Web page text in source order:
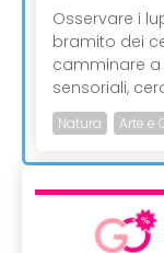
Osservare i
bramito dei
camminare
sensoriali,
Natura Arte e